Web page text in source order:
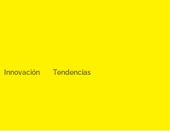
Innovación Tendencias